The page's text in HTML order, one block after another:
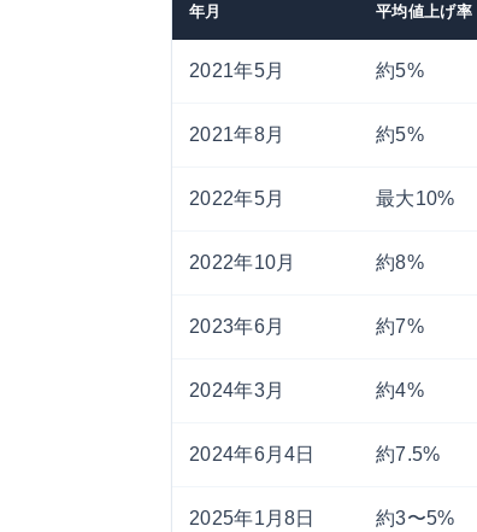
年月 平均値上げ率
2021年5月 約5%
2021年8月 約5%
2022年5月 最大10%
2022年10月 約8%
2023年6月 約7%
2024年3月 約4%
2024年6月4日 約7.5%
2025年1月8日 約3〜5%